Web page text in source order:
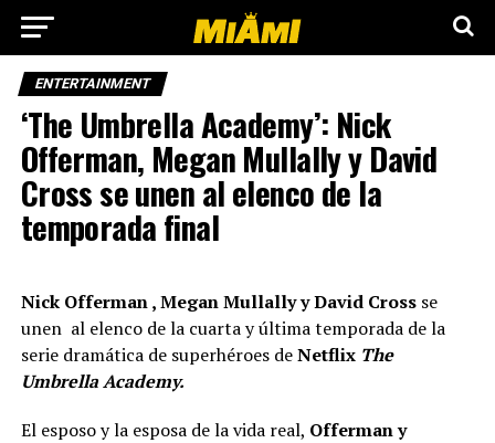
ENTERTAINMENT
‘The Umbrella Academy’: Nick
Offerman, Megan Mullally y David
Cross se unen al elenco de la
temporada final
Nick Offerman , Megan Mullally y David Crossse
unen al elenco de la cuarta y última temporada de la
serie dramática de superhéroes deNetflix The
Umbrella Academy.
El esposo y la esposa de la vida real, Offerman y